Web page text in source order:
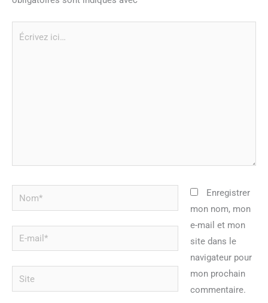
Nom*
mail*
Site
Enregistrer
mon nom, mon
e-mail et mon
site dans le
navigateur pour
mon prochain
commentaire.